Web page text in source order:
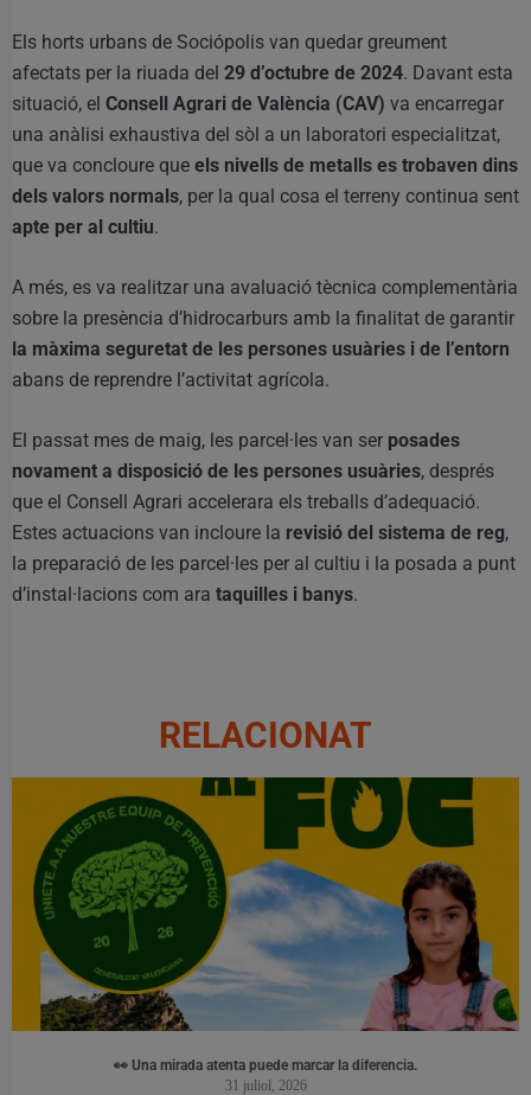
Els horts urbans de Sociópolis van quedar greument
afectats per la riuada del 29 d’octubre de 2024. Davant esta
situació, el Consell Agrari de València (CAV) va encarregar
una anàlisi exhaustiva del sòl a un laboratori especialitzat,
que va concloure que els nivells de metalls es trobaven dins
dels valors normals, per la qual cosa el terreny continua sent
apte per al cultiu.
A més, es va realitzar una avaluació tècnica complementària
sobre la presència d’hidrocarburs amb la finalitat de garantir
la màxima seguretat de les persones usuàries i de l’entorn
abans de reprendre l’activitat agrícola.
El passat mes de maig, les parcel·les van ser posades
novament a disposició de les persones usuàries, després
que el Consell Agrari accelerara els treballs d’adequació.
Estes actuacions van incloure la revisió del sistema de reg,
la preparació de les parcel·les per al cultiu i la posada a punt
d’instal·lacions com ara taquilles i banys.
RELACIONAT
👀 Una mirada atenta puede marcar la diferencia.
31 juliol, 2026